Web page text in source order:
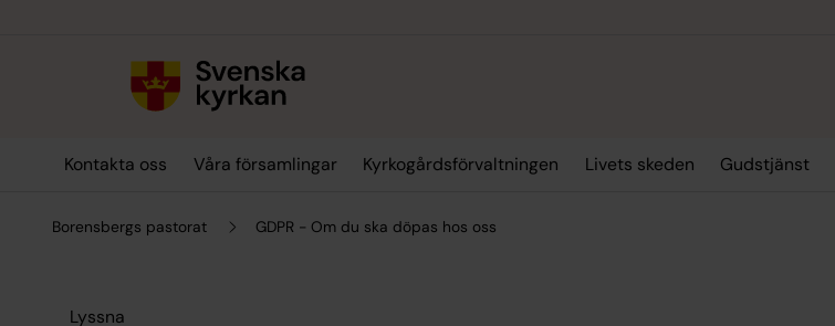
Kontakta oss Våra församlingar Kyrkogårdsförvaltningen Livets skeden Gudstjänst
Borensbergs pastorat GDPR - Om du ska döpas hos oss
Lyssna